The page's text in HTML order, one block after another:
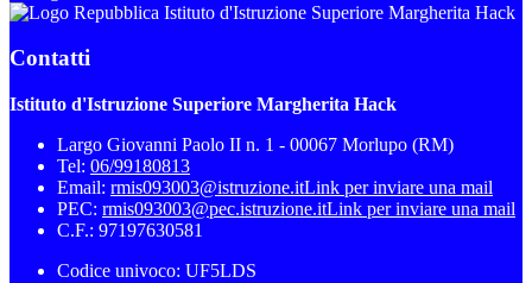
Istituto d'Istruzione Superiore Margherita Hack
Contatti
Istituto d'Istruzione Superiore Margherita Hack
Largo Giovanni Paolo II n. 1 - 00067 Morlupo (RM)
Tel: 06/99180813
Email: rmis093003@istruzione.itLink per inviare una mail
PEC: rmis093003@pec.istruzione.itLink per inviare una mail
C.F.: 97197630581
Codice univoco: UF5LDS